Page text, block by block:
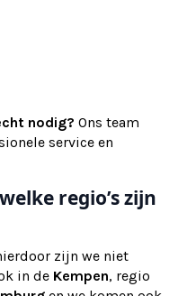
nodig? Ons team
service en
regio’s zijn
zijn we niet
in de Kempen, regio